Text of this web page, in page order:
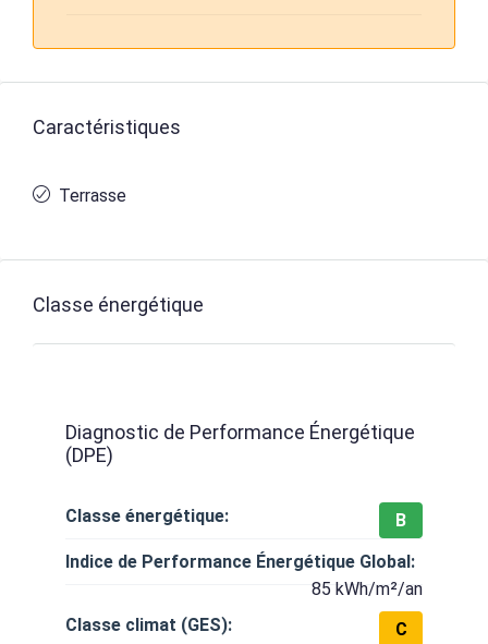
Caractéristiques
Terrasse
Classe énergétique
Diagnostic de Performance Énergétique
(DPE)
Classe énergétique:
B
Indice de Performance Énergétique Global:
85 kWh/m²/an
Classe climat (GES):
C